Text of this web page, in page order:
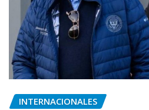
INTERNACIONALES